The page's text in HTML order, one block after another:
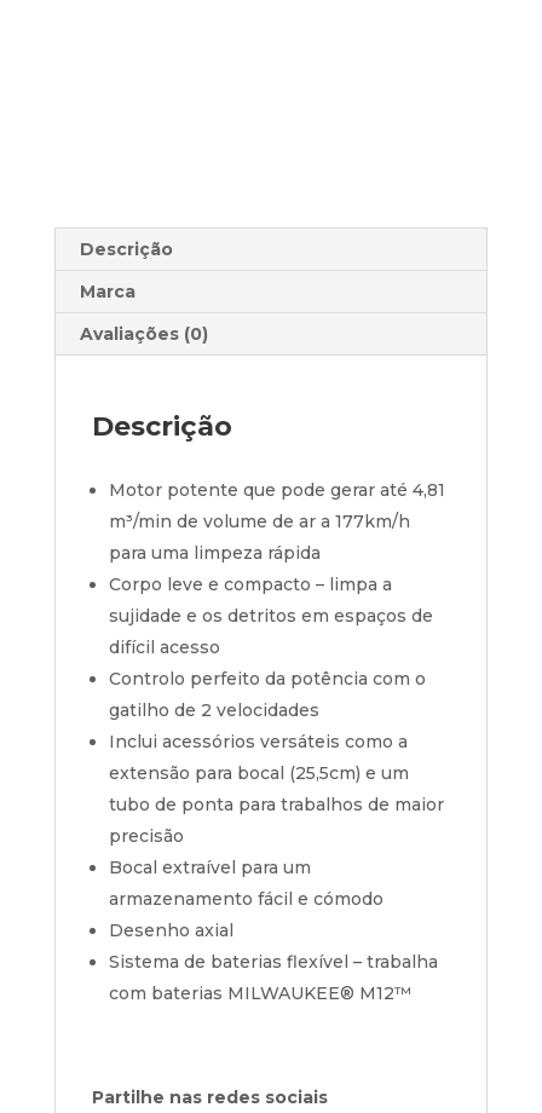
Descrição
Marca
Avaliações (0)
Descrição
Motor potente que pode gerar até 4,81
m³/min de volume de ar a 177km/h
para uma limpeza rápida
Corpo leve e compacto – limpa a
sujidade e os detritos em espaços de
difícil acesso
Controlo perfeito da potência com o
gatilho de 2 velocidades
Inclui acessórios versáteis como a
extensão para bocal (25,5cm) e um
tubo de ponta para trabalhos de maior
precisão
Bocal extraível para um
armazenamento fácil e cómodo
Desenho axial
Sistema de baterias flexível – trabalha
com baterias MILWAUKEE® M12™
Partilhe nas redes sociais